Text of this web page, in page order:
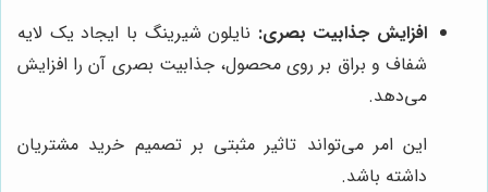
افزایش جذابیت بصری: نایلون شیرینگ با ایجاد یک لایه
شفاف و براق بر روی محصول، جذابیت بصری آن را افزایش
می‌دهد.
این امر می‌تواند تاثیر مثبتی بر تصمیم خرید مشتریان
داشته باشد.